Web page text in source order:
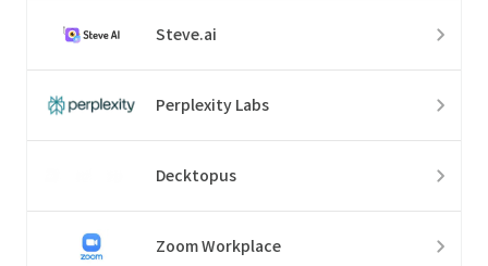
Steve.ai
Perplexity Labs
Decktopus
Zoom Workplace